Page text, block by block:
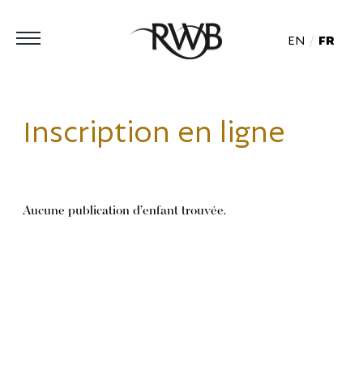
EN FR
Inscription en ligne
Aucune publication d’enfant trouvée.